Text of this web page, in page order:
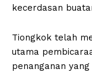
kecerdasan
Tiongkok telah
utama
penanganan